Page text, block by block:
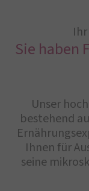
Sie haben
Unser
bestehend
Ihnen für
seine